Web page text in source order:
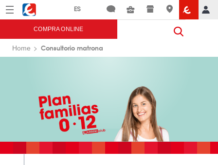
Menú Eroski
COMPRA ONLINE
Home Consultorio matrona